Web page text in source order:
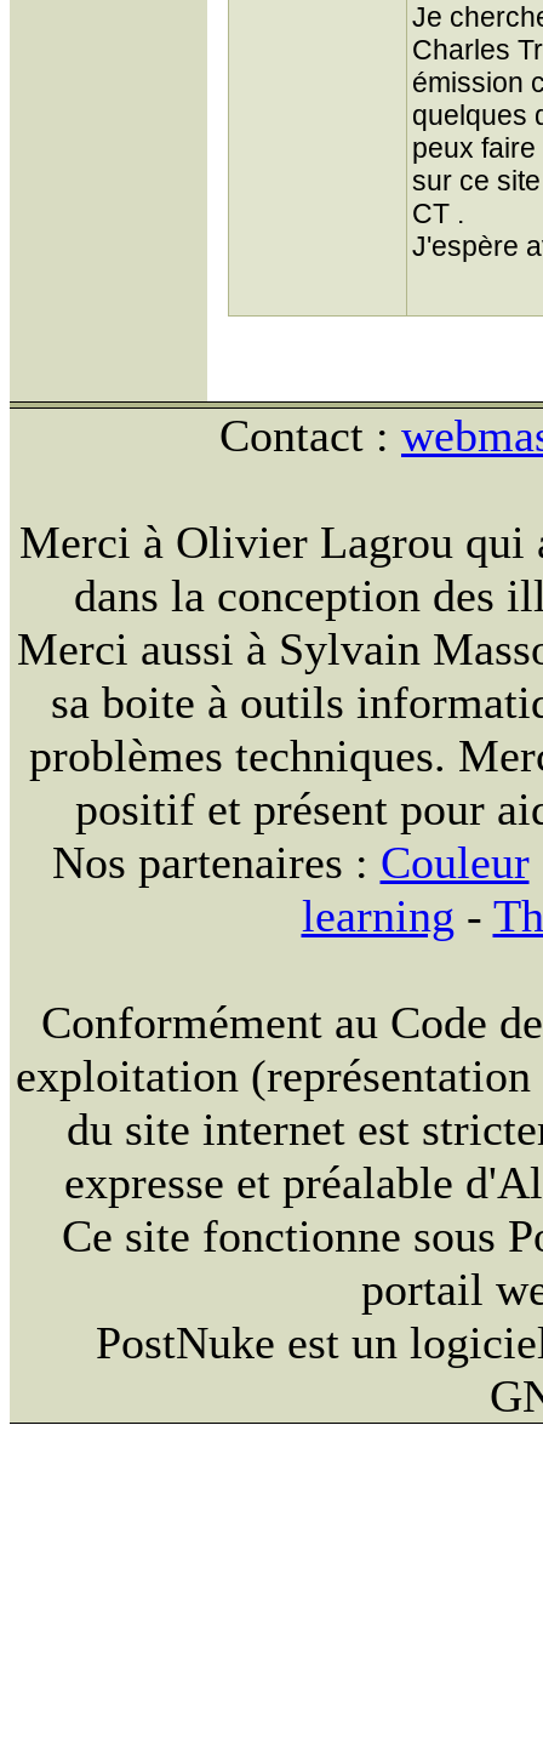
Je
Charles
émission
quelques
peux
sur ce
CT .
J'espère
Contact :
Merci à Olivier Lagrou qui
dans la conception des
Merci aussi à Sylvain
sa boite à outils
problèmes techniques.
positif et présent pour
Nos partenaires : Couleur
learning -
Conformément au Code
exploitation
du site internet est
expresse et préalable
Ce site fonctionne sous
portail
PostNuke est un